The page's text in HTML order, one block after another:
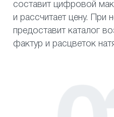
составит цифровой
и рассчитает цену. При
предоставит каталог
фактур и расцветок